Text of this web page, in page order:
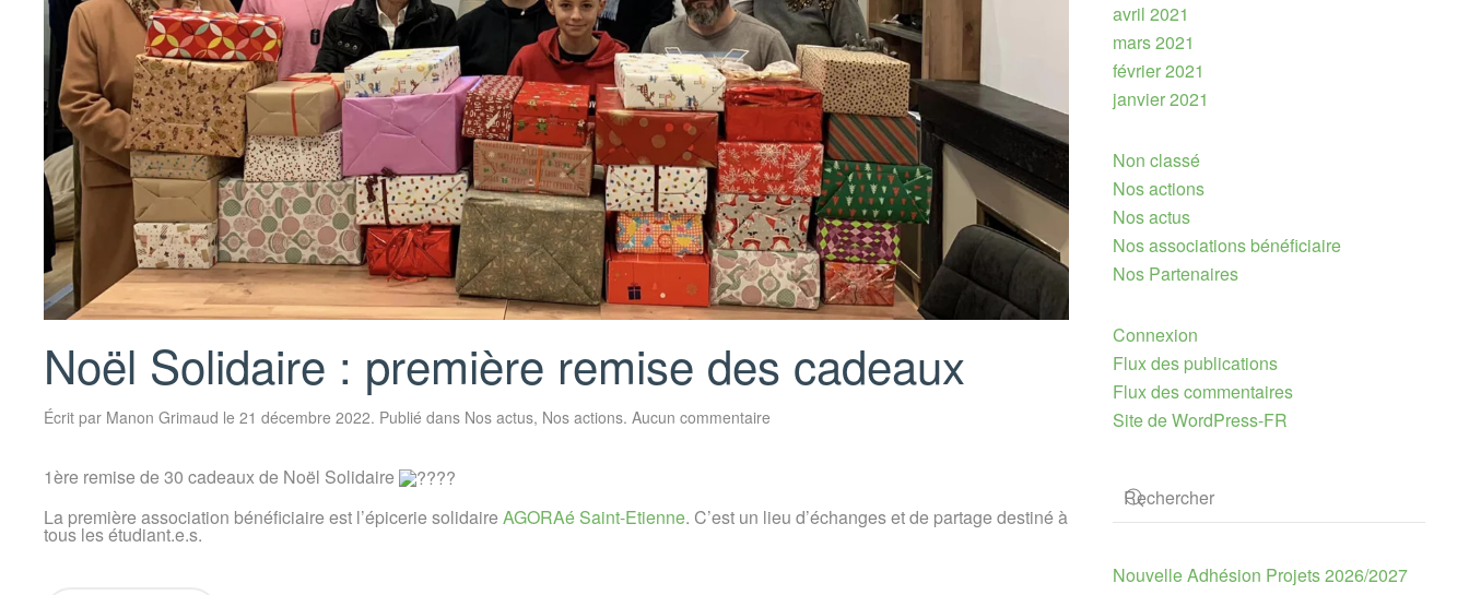
Noël Solidaire : première remise des cadeaux
Écrit par Manon Grimaud le 21 décembre 2022. Publié dans Nos actus, Nos actions. Aucun commentaire
des
cadeaux
1ère remise de 30 cadeaux de Noël Solidaire
La première association bénéficiaire est l’épicerie solidaire AGORAé Saint-Etienne. C’est un lieu d’échanges et de partage destiné à
tous les étudiant.e.s.
avril 2021
mars 2021
février 2021
janvier 2021
Non classé
Nos actions
Nos actus
Nos associations bénéficiaire
Nos Partenaires
Connexion
Flux des publications
Flux des commentaires
Site de WordPress-FR
Nouvelle Adhésion Projets 2026/2027